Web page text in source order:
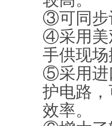
③可同步
④采用美
手供现
⑤采用进
护电路
效率。